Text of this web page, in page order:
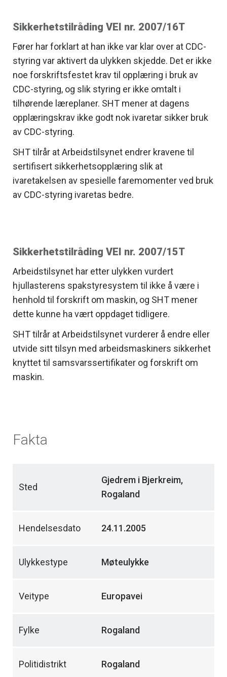
Sikkerhetstilråding VEI nr. 2007/16T
Fører har forklart at han ikke var klar over at CDC-
styring var aktivert da ulykken skjedde. Det er ikke
noe forskriftsfestet krav til opplæring i bruk av
CDC-styring, og slik styring er ikke omtalt i
tilhørende læreplaner. SHT mener at dagens
opplæringskrav ikke godt nok ivaretar sikker bruk
av CDC-styring.
SHT tilrår at Arbeidstilsynet endrer kravene til
sertifisert sikkerhetsopplæring slik at
ivaretakelsen av spesielle faremomenter ved bruk
av CDC-styring ivaretas bedre.
Sikkerhetstilråding VEI nr. 2007/15T
Arbeidstilsynet har etter ulykken vurdert
hjullasterens spakstyresystem til ikke å være i
henhold til forskrift om maskin, og SHT mener
dette kunne ha vært oppdaget tidligere.
SHT tilrår at Arbeidstilsynet vurderer å endre eller
utvide sitt tilsyn med arbeidsmaskiners sikkerhet
knyttet til samsvarssertifikater og forskrift om
maskin.
Fakta
Sted
Gjedrem i Bjerkreim,
Rogaland
Hendelsesdato 24.11.2005
Ulykkestype Møteulykke
Veitype Europavei
Fylke Rogaland
Politidistrikt Rogaland